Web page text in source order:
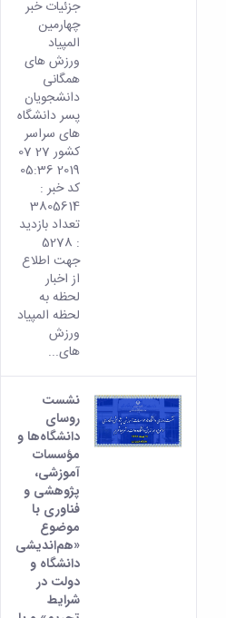
جزئیات خبر
چهارمین
المپیاد
ورزش های
همگانی
دانشجویان
پسر دانشگاه
های سراسر
کشور 27 07
2019 05:36
کد خبر :
3805614
تعداد بازدید
: 5278
جهت اطلاع
از اخبار
لحظه به
لحظه المپیاد
ورزش
های...
نشست
روسای
دانشگاه‌ها و
مؤسسات
آموزشی،
پژوهشی و
فناوری با
موضوع
«هم‌اندیشی
دانشگاه و
دولت در
شرایط